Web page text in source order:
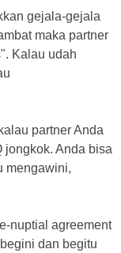
gejala-gejala
maka partner
Kalau udah
partner Anda
jongkok. Anda bisa
mengawini,
nuptial agreement
dan begitu